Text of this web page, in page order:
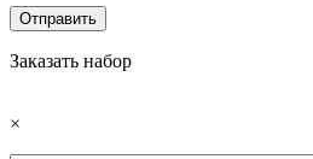
Заказать набор
×